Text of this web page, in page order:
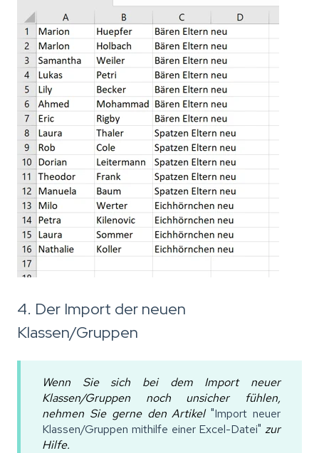
4. Der Import der neuen
Klassen/Gruppen
Wenn Sie sich bei dem Import neuer
Klassen/Gruppen noch unsicher fühlen,
nehmen Sie gerne den Artikel"Import neuer
Klassen/Gruppen mithilfe einer Excel-Datei" zur
Hilfe.